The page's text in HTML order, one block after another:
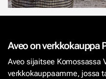
Aveo on verkkokauppa
Aveo sijaitsee Komossassa
verkkokauppaamme, jossa